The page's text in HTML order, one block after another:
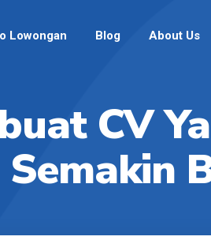
Lowongan Blog About Us
CV